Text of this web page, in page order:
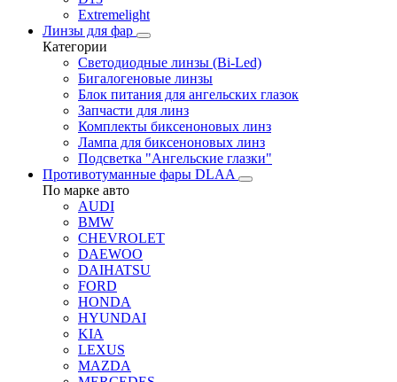
Extremelight
Линзы для фар
Категории
Светодиодные линзы (Bi-Led)
Бигалогеновые линзы
Блок питания для ангельских глазок
Запчасти для линз
Комплекты биксеноновых линз
Лампа для биксеноновых линз
Подсветка "Ангельские глазки"
Противотуманные фары DLAA
По марке авто
AUDI
BMW
CHEVROLET
DAEWOO
DAIHATSU
FORD
HONDA
HYUNDAI
KIA
LEXUS
MAZDA